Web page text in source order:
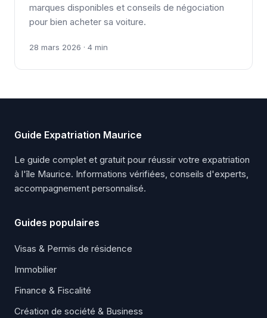
marques disponibles et conseils de négociation
pour bien acheter sa voiture.
28 mars 2026 · 4 min
Guide Expatriation Maurice
Le guide complet et gratuit pour réussir votre expatriation
à l'île Maurice. Informations vérifiées, conseils d'experts,
accompagnement personnalisé.
Guides populaires
Visas & Permis de résidence
Immobilier
Finance & Fiscalité
Création de société & Business